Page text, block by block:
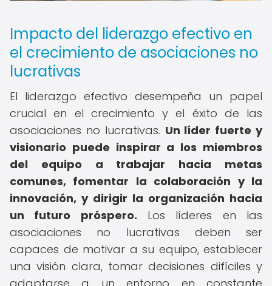
Impacto del liderazgo efectivo en
el crecimiento de asociaciones no
lucrativas
El liderazgo efectivo desempeña un papel
crucial en el crecimiento y el éxito de las
asociaciones no lucrativas. Un líder fuerte y
visionario puede inspirar a los miembros
del equipo a trabajar hacia metas
comunes, fomentar la colaboración y la
innovación, y dirigir la organización hacia
un futuro próspero. Los líderes en las
asociaciones no lucrativas deben ser
capaces de motivar a su equipo, establecer
una visión clara, tomar decisiones difíciles y